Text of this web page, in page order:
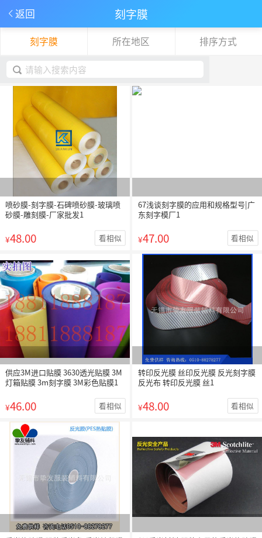
返回 刻字膜
刻字膜 所在地区 排序方式
下拉刷新
喷砂膜-刻字膜-石碑喷砂膜-玻璃喷
砂膜-雕刻膜-厂家批发1
¥48.00 看相似
67浅谈刻字膜的应用和规格型号|广
东刻字模厂1
¥47.00 看相似
供应3M进口贴膜 3630透光贴膜 3M
灯箱贴膜 3m刻字膜 3M彩色贴膜1
¥46.00 看相似
转印反光膜 丝印反光膜 反光刻字膜
反光布 转印反光膜 丝1
¥48.00 看相似